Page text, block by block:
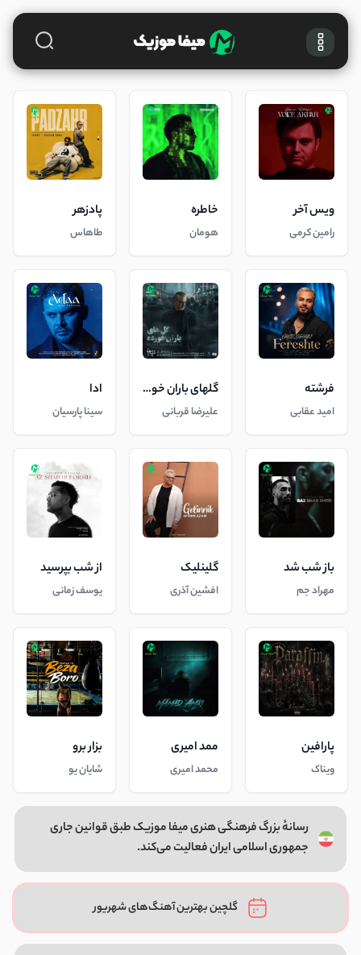
ویس آخر
رامین کرمی
خاطره
هومان
پادزهر
طاهاس
فرشته
امید عقابی
گلهای باران خورده
علیرضا قربانی
ادا
سینا پارسیان
باز شب شد
مهراد جم
گلینلیک
افشین آذری
از شب بپرسید
یوسف زمانی
پارافین
ویناک
ممد امیری
محمد امیری
بزار برو
شایان یو
رسانهٔ بزرگ فرهنگی هنری میفا موزیک طبق قوانین جاری
جمهوری اسلامی ایران فعالیت می‌کند.
گلچین بهترین آهنگ‌های شهریور